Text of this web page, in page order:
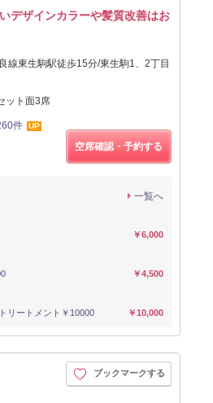
デザインカラーや髪質改善はお
線東生駒駅徒歩15分/東生駒1、2丁目
ット面3席
件 UP
空席確認・予約する
一覧へ
￥6,000
￥4,500
リートメント￥10000 ￥10,000
ブックマークする